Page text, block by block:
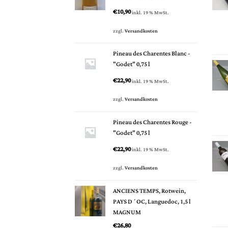
€10,90inkl. 19 % MwSt.
zzgl.Versandkosten
Pineau des Charentes Blanc -
"Godet" 0,75 l
€22,90inkl. 19 % MwSt.
zzgl.Versandkosten
Pineau des Charentes Rouge -
"Godet" 0,75 l
€22,90inkl. 19 % MwSt.
zzgl.Versandkosten
ANCIENS TEMPS, Rotwein,
PAYS D´OC, Languedoc, 1,5 l
MAGNUM
€26,80